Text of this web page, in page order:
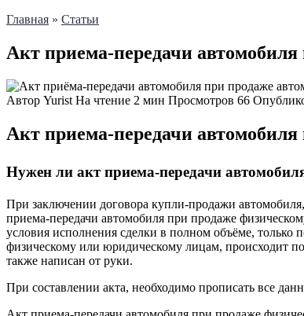
Главная » Статьи
Акт приема-передачи
Автор Yurist На чтение 2 мин Просмотров 66
Акт приема-передачи
Нужен ли акт приема-передачи
При заключении договора купли-продажи
приема-передачи автомобиля при продаже
условия исполнения сделки в полном объёме, только
физическому или юридическому лицам, происходит
также написан от руки.
При составлении акта, необходимо прописать все